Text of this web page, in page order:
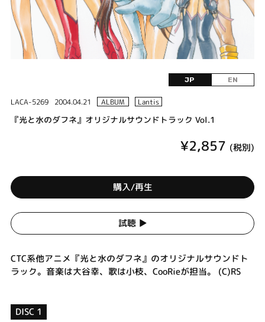
JP EN
LACA-5269 2004.04.21 ALBUM Lantis
『光と水のダフネ』オリジナルサウンドトラック Vol.1
¥2,857 (税別)
購入/再生
試聴 ▶︎
CTC系他アニメ『光と水のダフネ』のオリジナルサウンドト
ラック。音楽は大谷幸、歌は小枝、CooRieが担当。 (C)RS
DISC 1